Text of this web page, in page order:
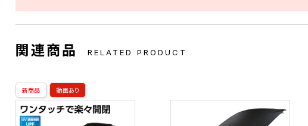
関連商品 RELATED PRODUCT
新商品 動画あり